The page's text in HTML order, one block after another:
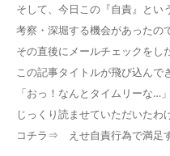
そして、今日この『自責』とい
考察・深堀する機会があったの
その直後にメールチェックをし
この記事タイトルが飛び込んで
「おっ！なんとタイムリーな…
じっくり読ませていただいたわ
コチラ⇒ えせ自責行為で満足